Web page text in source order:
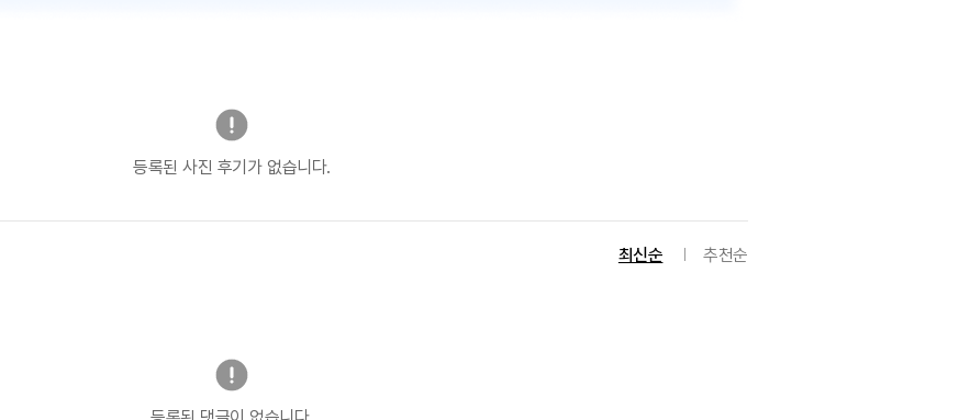
등록된 사진 후기가 없습니다.
최신순 추천순